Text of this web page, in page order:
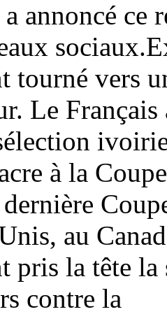
annoncé ce
tourné vers
Le
à la
au
pris la tête
contre la